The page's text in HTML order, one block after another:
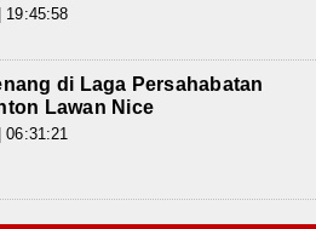
19:45:58
di Laga Persahabatan
Lawan Nice
06:31:21